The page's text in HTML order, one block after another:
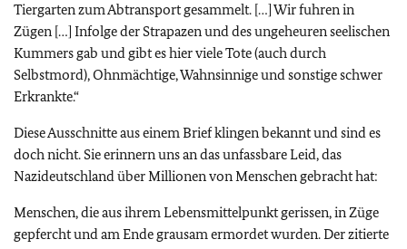
Tiergarten zum Abtransport gesammelt. […] Wir fuhren in
Zügen […] Infolge der Strapazen und des ungeheuren seelischen
Kummers gab und gibt es hier viele Tote (auch durch
Selbstmord), Ohnmächtige, Wahnsinnige und sonstige schwer
Erkrankte.“
Diese Ausschnitte aus einem Brief klingen bekannt und sind es
doch nicht. Sie erinnern uns an das unfassbare Leid, das
Nazideutschland über Millionen von Menschen gebracht hat:
Menschen, die aus ihrem Lebensmittelpunkt gerissen, in Züge
gepfercht und am Ende grausam ermordet wurden. Der zitierte